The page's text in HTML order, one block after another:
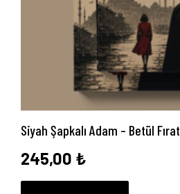
Siyah Şapkalı Adam – Betül Fırat
245,00 ₺